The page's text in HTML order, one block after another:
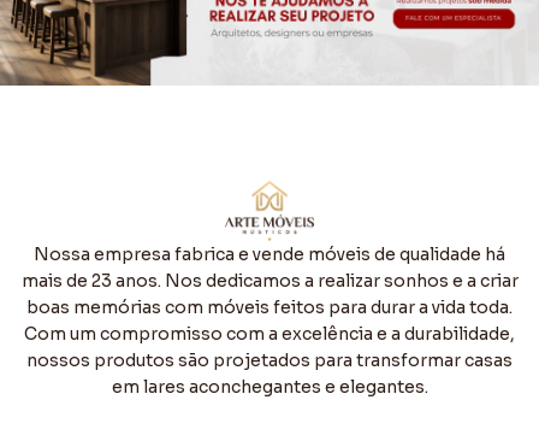
Nossa empresa fabrica e vende móveis de qualidade há
mais de 23 anos. Nos dedicamos a realizar sonhos e a criar
boas memórias com móveis feitos para durar a vida toda.
Com um compromisso com a excelência e a durabilidade,
nossos produtos são projetados para transformar casas
em lares aconchegantes e elegantes.